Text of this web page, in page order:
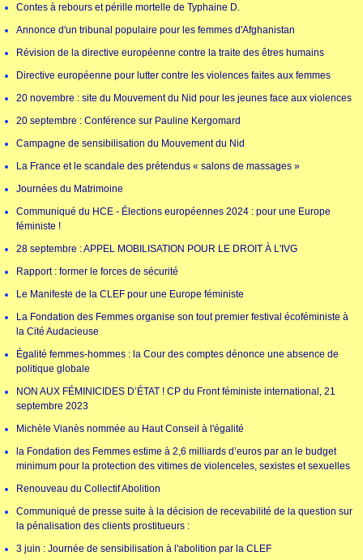
Contes à rebours et pérille mortelle de Typhaine D.
Annonce d'un tribunal populaire pour les femmes d'Afghanistan
Révision de la directive européenne contre la traite des êtres humains
Directive européenne pour lutter contre les violences faites aux femmes
20 novembre : site du Mouvement du Nid pour les jeunes face aux violences
20 septembre : Conférence sur Pauline Kergomard
Campagne de sensibilisation du Mouvement du Nid
La France et le scandale des prétendus « salons de massages »
Journées du Matrimoine
Communiqué du HCE - Élections européennes 2024 : pour une Europe
féministe !
28 septembre : APPEL MOBILISATION POUR LE DROIT À L'IVG
Rapport : former le forces de sécurité
Le Manifeste de la CLEF pour une Europe féministe
La Fondation des Femmes organise son tout premier festival écoféministe à
la Cité Audacieuse
Égalité femmes-hommes : la Cour des comptes dénonce une absence de
politique globale
NON AUX FÉMINICIDES D’ÉTAT ! CP du Front féministe international, 21
septembre 2023
Michèle Vianès nommée au Haut Conseil à l'égalité
la Fondation des Femmes estime à 2,6 milliards d’euros par an le budget
minimum pour la protection des vitimes de violenceles, sexistes et sexuelles
Renouveau du Collectif Abolition
Communiqué de presse suite à la décision de recevabilité de la question sur
la pénalisation des clients prostitueurs :
3 juin : Journée de sensibilisation à l'abolition par la CLEF